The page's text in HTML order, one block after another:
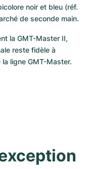
noir et bleu (réf.
de seconde main.
la GMT-Master II,
reste fidèle à
ligne GMT-Master.